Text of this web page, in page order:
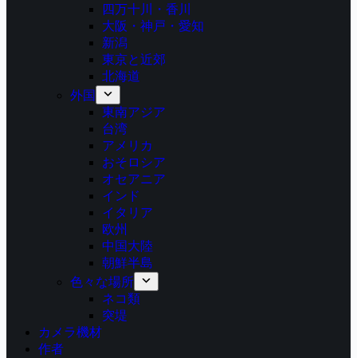
四万十川・香川
大阪・神戸・愛知
新潟
東京と近郊
北海道
外国
東南アジア
台湾
アメリカ
おそロシア
オセアニア
インド
イタリア
欧州
中国大陸
朝鮮半島
色々な場所
ネコ類
突堤
カメラ機材
作者